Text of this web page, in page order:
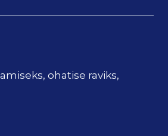
ohatise raviks,